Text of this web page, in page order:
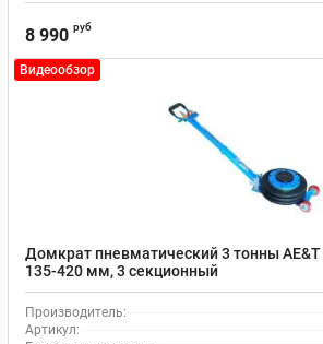
8 990 руб
Видеообзор
Домкрат пневматический 3 тонны AE&T
135-420 мм, 3 секционный
Производитель:
Артикул: